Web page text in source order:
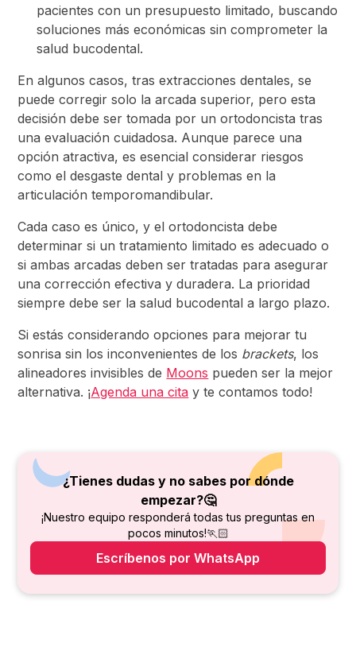
pacientes con un presupuesto limitado, buscando
soluciones más económicas sin comprometer la
salud bucodental.
En algunos casos, tras extracciones dentales, se
puede corregir solo la arcada superior, pero esta
decisión debe ser tomada por un ortodoncista tras
una evaluación cuidadosa. Aunque parece una
opción atractiva, es esencial considerar riesgos
como el desgaste dental y problemas en la
articulación temporomandibular.
Cada caso es único, y el ortodoncista debe
determinar si un tratamiento limitado es adecuado o
si ambas arcadas deben ser tratadas para asegurar
una corrección efectiva y duradera. La prioridad
siempre debe ser la salud bucodental a largo plazo.
Si estás considerando opciones para mejorar tu
sonrisa sin los inconvenientes de los brackets, los
alineadores invisibles de Moons pueden ser la mejor
alternativa. ¡Agenda una cita y te contamos todo!
¿Tienes dudas y no sabes por dónde
empezar?🤔
¡Nuestro equipo responderá todas tus preguntas en
pocos minutos!🏃🏻
Escríbenos por WhatsApp